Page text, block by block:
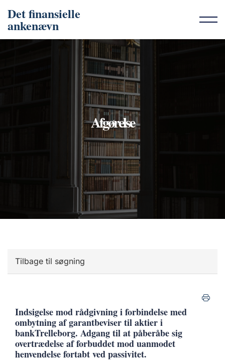
Det finansielle
ankenævn
Afgørelse
Tilbage til søgning
Indsigelse mod rådgivning i forbindelse med
ombytning af garantbeviser til aktier i
bankTrelleborg. Adgang til at påberåbe sig
overtrædelse af forbuddet mod uanmodet
henvendelse fortabt ved passivitet.